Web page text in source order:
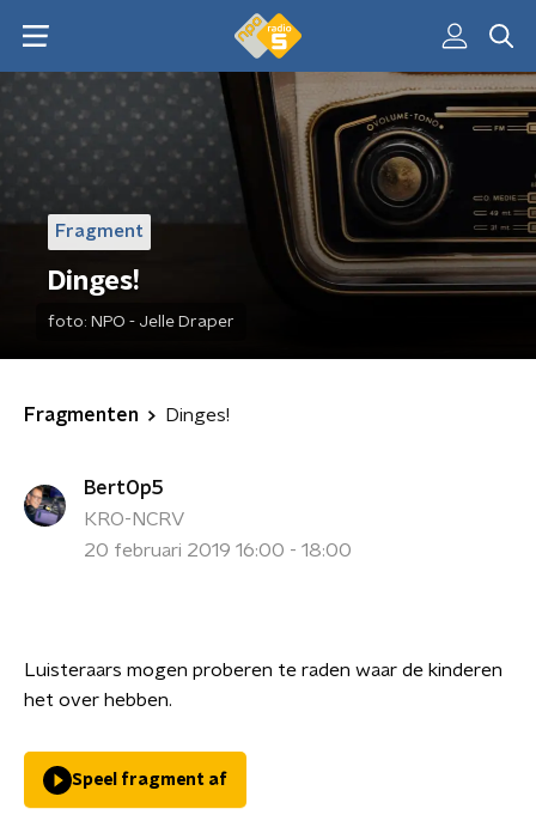
Fragment
Dinges!
foto: NPO - Jelle Draper
Fragmenten Dinges!
BertOp5
KRO-NCRV
20 februari 2019 16:00 - 18:00
Luisteraars mogen proberen te raden waar de kinderen
het over hebben.
Speel fragment af